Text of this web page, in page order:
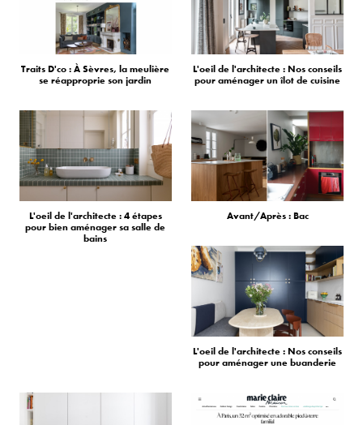
Traits D'co : À Sèvres, la meulière
se réapproprie son jardin
L'oeil de l'architecte : Nos conseils
pour aménager un îlot de cuisine
L'oeil de l'architecte : 4 étapes
pour bien aménager sa salle de
bains
Avant/Après : Bac
L'oeil de l'architecte : Nos conseils
pour aménager une buanderie